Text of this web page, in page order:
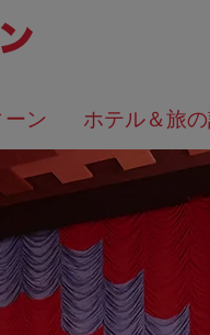
ン ホテル＆旅
結果を地図上に表示